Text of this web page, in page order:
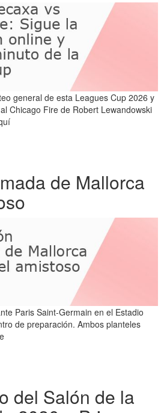
general de esta Leagues Cup 2026 y
Chicago Fire de Robert Lewandowski
de Mallorca
Paris Saint-Germain en el Estadio
de preparación. Ambos planteles
del Salón de la